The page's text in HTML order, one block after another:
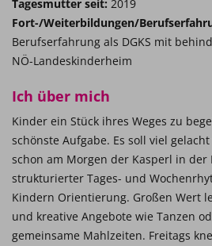
Tagesmutter seit: 2019
Fort-/Weiterbildungen/
Berufserfahrung als DGKS mit
NÖ-Landeskinderheim
Ich über mich
Kinder ein Stück ihres Weges zu
schönste Aufgabe. Es soll viel
schon am Morgen der Kasperl in der
strukturierter Tages- und
Kindern Orientierung. Großen Wert
und kreative Angebote wie Tanzen
gemeinsame Mahlzeiten. Freitags